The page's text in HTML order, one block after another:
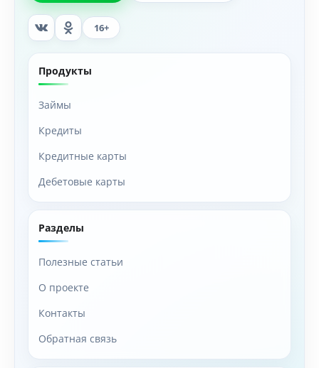
16+
Продукты
Займы
Кредиты
Кредитные карты
Дебетовые карты
Разделы
Полезные статьи
О проекте
Контакты
Обратная связь